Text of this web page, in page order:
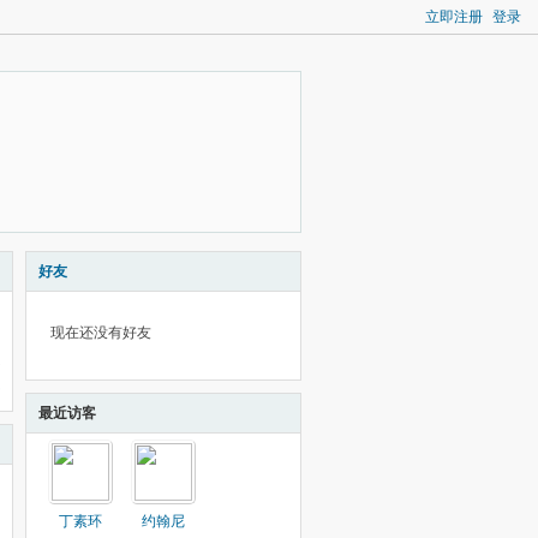
立即注册 登录
好友
现在还没有好友
最近访客
丁素环
约翰尼